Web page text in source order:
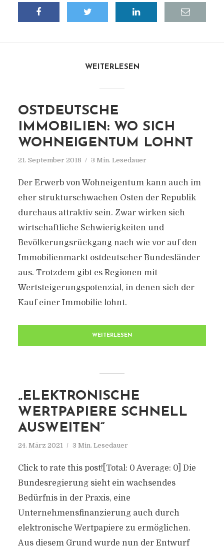
WEITERLESEN
OSTDEUTSCHE
IMMOBILIEN: WO SICH
WOHNEIGENTUM LOHNT
21. September 2018 3 Min. Lesedauer
Der Erwerb von Wohneigentum kann auch im
eher strukturschwachen Osten der Republik
durchaus attraktiv sein. Zwar wirken sich
wirtschaftliche Schwierigkeiten und
Bevölkerungsrückgang nach wie vor auf den
Immobilienmarkt ostdeutscher Bundesländer
aus. Trotzdem gibt es Regionen mit
Wertsteigerungspotenzial, in denen sich der
Kauf einer Immobilie lohnt.
WEITERLESEN
„ELEKTRONISCHE
WERTPAPIERE SCHNELL
AUSWEITEN“
24. März 2021 3 Min. Lesedauer
Click to rate this post![Total: 0 Average: 0] Die
Bundesregierung sieht ein wachsendes
Bedürfnis in der Praxis, eine
Unternehmensfinanzierung auch durch
elektronische Wertpapiere zu ermöglichen.
Aus diesem Grund wurde nun der Entwurf